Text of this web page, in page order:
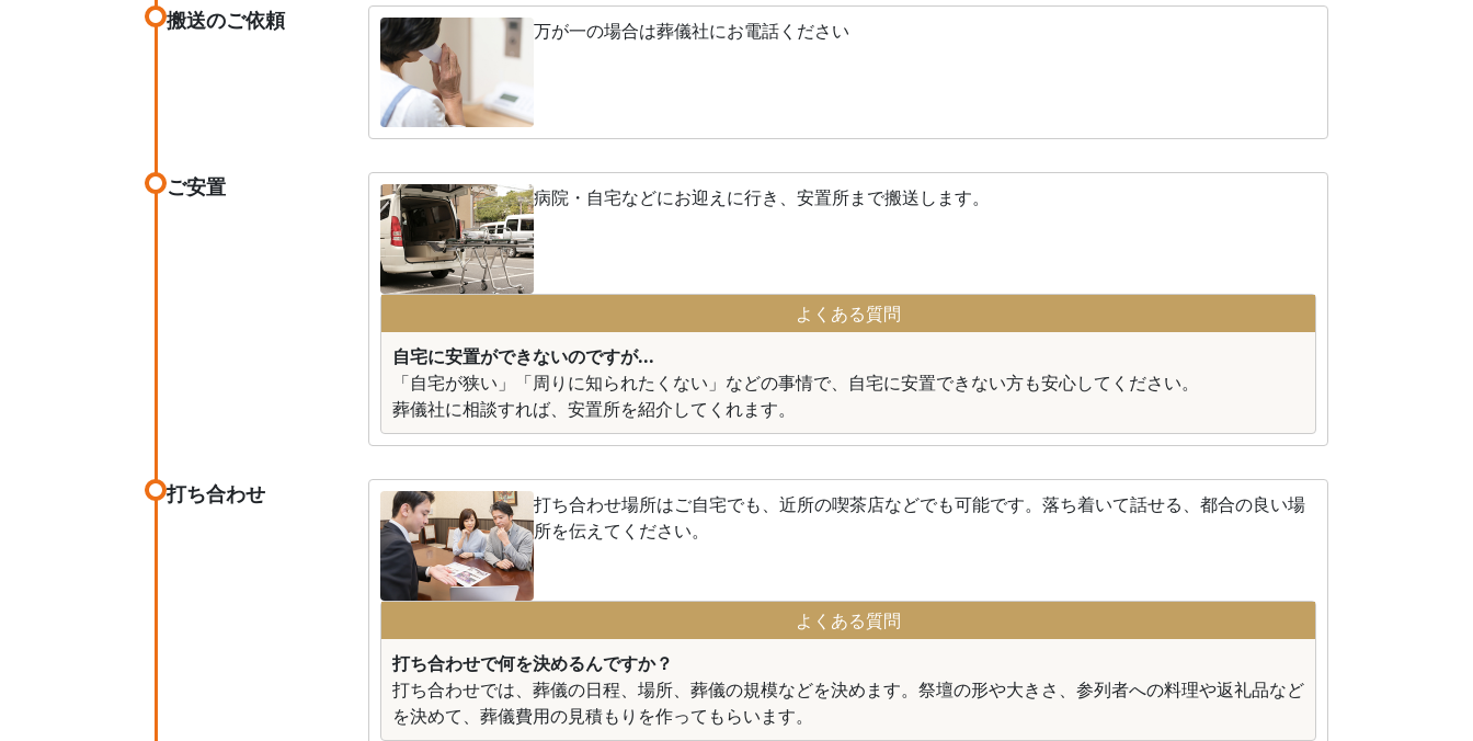
搬送のご依頼 万が一の場合は葬儀社にお電話ください
ご安置 病院・自宅などにお迎えに行き、安置所まで搬送します。
よくある質問
自宅に安置ができないのですが...
「自宅が狭い」「周りに知られたくない」などの事情で、自宅に安置できない方も安心してください。
葬儀社に相談すれば、安置所を紹介してくれます。
打ち合わせ
打ち合わせ場所はご自宅でも、近所の喫茶店などでも可能です。落ち着いて話せる、都合の良い場
所を伝えてください。
よくある質問
打ち合わせで何を決めるんですか？
打ち合わせでは、葬儀の日程、場所、葬儀の規模などを決めます。祭壇の形や大きさ、参列者への料理や返礼品など
を決めて、葬儀費用の見積もりを作ってもらいます。